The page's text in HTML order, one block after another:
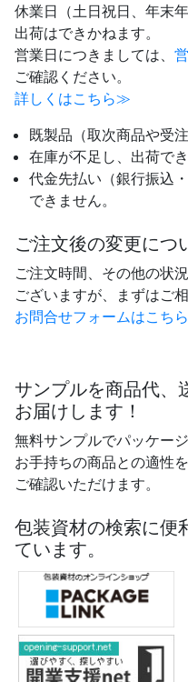
休業日（土日祝日、年末
出荷はできかねます。
営業日につきましては、
ご確認ください。
詳しくはこちら≫
既製品（取次商品や受
在庫が不足し、出荷で
代金先払い（銀行振込
できません。
ご注文後の変更につ
ご注文時間、その他の状
ございますが、まずはご
お問合せフォームはこち
サンプルを商品代、
お届けします！
無料サンプルでパッケー
お手持ちの商品との適性
ご確認いただけます。
包装資材の検索に便
ています。